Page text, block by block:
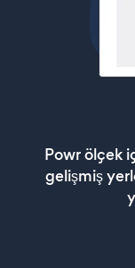
Powr ölçek
gelişmiş